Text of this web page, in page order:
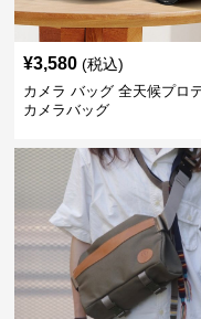
¥3,580 (税込)
カメラ バッグ 全天候プロ
カメラバッグ